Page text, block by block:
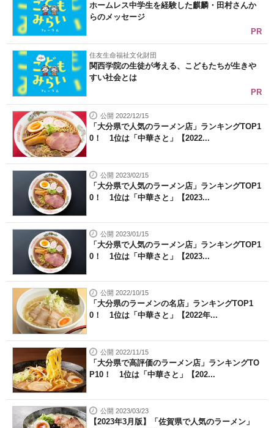
ホームレス中学生を経験した麒麟・田村さんか
らのメッセージ
PR
住友生命福祉文化財団
関西学院の生徒が考える、こどもたちが生きや
すい社会とは
PR
公開 2022/12/15
「大分県で人気のラーメン店」ランキングTOP1
0！ 1位は「中華さと」【2022...
公開 2023/02/15
「大分県で人気のラーメン店」ランキングTOP1
0！ 1位は「中華さと」【2023...
公開 2023/01/15
「大分県で人気のラーメン店」ランキングTOP1
0！ 1位は「中華さと」【2023...
公開 2022/10/15
「大分県のラーメンの名店」ランキングTOP1
0！ 1位は「中華さと」【2022年...
公開 2022/11/15
「大分県で高評価のラーメン店」ランキングTO
P10！ 1位は「中華さと」【202...
公開 2023/03/23
【2023年3月版】「佐賀県で人気のラーメン」